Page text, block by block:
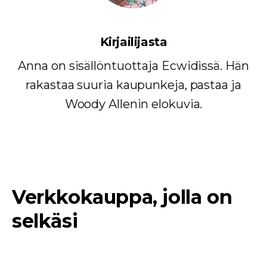
Kirjailijasta
Anna on sisällöntuottaja Ecwidissä. Hän
rakastaa suuria kaupunkeja, pastaa ja
Woody Allenin elokuvia.
Verkkokauppa, jolla on
selkäsi